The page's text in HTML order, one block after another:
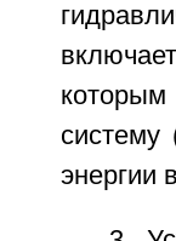
которым
систему
энергии